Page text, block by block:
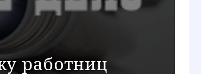
работниц